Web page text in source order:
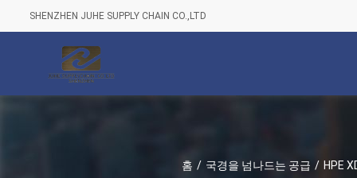
SHENZHEN JUHE SUPPLY CHAIN CO.,LTD
홈 / 국경을 넘나드는 공급 / HPE